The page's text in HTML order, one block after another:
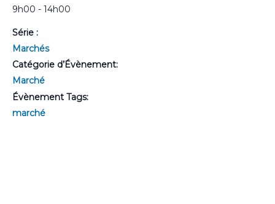
9h00 - 14h00
Série :
Marchés
Catégorie d’Évènement:
Marché
Évènement Tags:
marché